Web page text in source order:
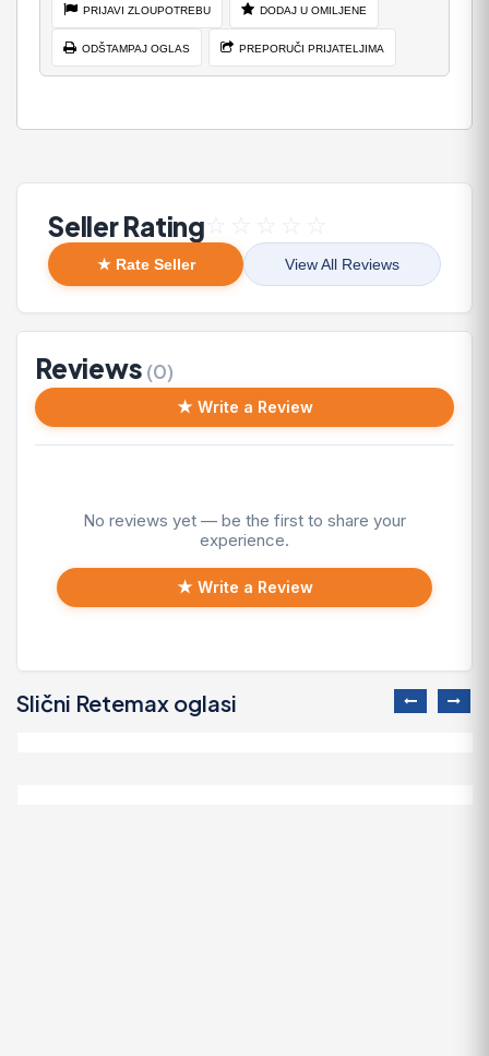
PRIJAVI ZLOUPOTREBU DODAJ U OMILJENE
ODŠTAMPAJ OGLAS PREPORUČI PRIJATELJIMA
Seller Rating ☆ ☆ ☆ ☆ ☆
★ Rate Seller View All Reviews
Reviews (0)
★ Write a Review
No reviews yet — be the first to share your
experience.
★ Write a Review
Slični Retemax oglasi